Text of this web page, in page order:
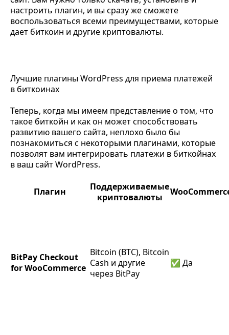
настроить плагин, и вы сразу же сможете
воспользоваться всеми преимуществами, которые
дает биткоин и другие криптовалюты.
Лучшие плагины WordPress для приема платежей
в биткоинах
Теперь, когда мы имеем представление о том, что
такое биткойн и как он может способствовать
развитию вашего сайта, неплохо было бы
познакомиться с некоторыми плагинами, которые
позволят вам интегрировать платежи в биткойнах
в ваш сайт WordPress.
Плагин
Поддерживаемые
криптовалюты
BitPay Checkout
for WooCommerce
Bitcoin (BTC), Bitcoin
Cash и другие
через BitPay
✅ Да